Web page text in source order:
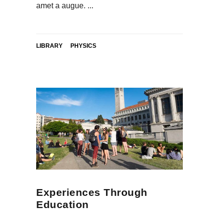
amet a augue.
LIBRARY PHYSICS
Experiences Through
Education